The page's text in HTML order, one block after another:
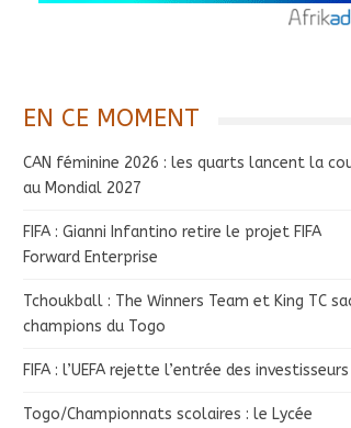
EN CE MOMENT
CAN féminine 2026 : les quarts lancent la
au Mondial 2027
FIFA : Gianni Infantino retire le projet FIFA
Forward Enterprise
Tchoukball : The Winners Team et King TC
champions du Togo
FIFA : l’UEFA rejette l’entrée des investisseurs
Togo/Championnats scolaires : le Lycée